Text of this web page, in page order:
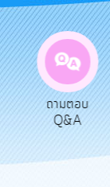
ถามตอบ
Q&A